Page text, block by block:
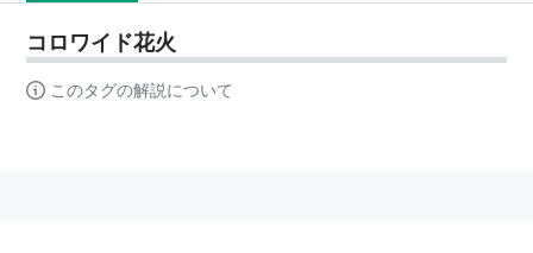
コロワイド花火
このタグの解説について